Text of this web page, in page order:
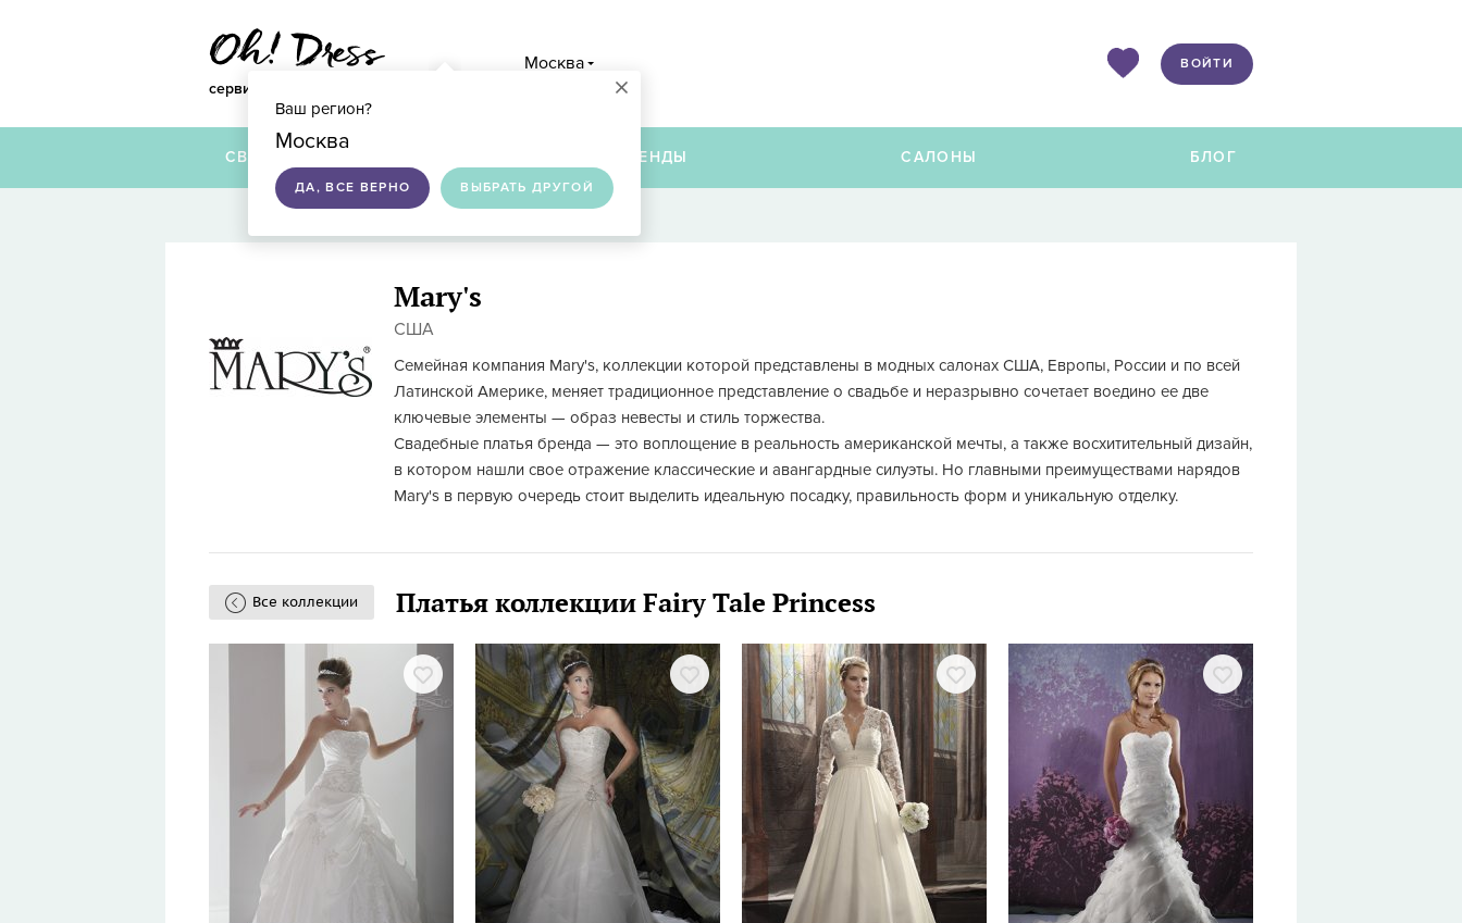
сервис по подбору свадебных платьев
Москва
×
Ваш регион?
Москва
ДА, ВСЕ ВЕРНО ВЫБРАТЬ ДРУГОЙ
ВОЙТИ
СВАДЕБНЫЕ ПЛАТЬЯ БРЕНДЫ САЛОНЫ БЛОГ
Mary's
США
Семейная компания Mary's, коллекции которой представлены в модных салонах США, Европы, России и по всей
Латинской Америке, меняет традиционное представление о свадьбе и неразрывно сочетает воедино ее две
ключевые элементы — образ невесты и стиль торжества.
Свадебные платья бренда — это воплощение в реальность американской мечты, а также восхитительный дизайн,
в котором нашли свое отражение классические и авангардные силуэты. Но главными преимуществами нарядов
Mary's в первую очередь стоит выделить идеальную посадку, правильность форм и уникальную отделку.
Все коллекции Платья коллекции Fairy Tale Princess